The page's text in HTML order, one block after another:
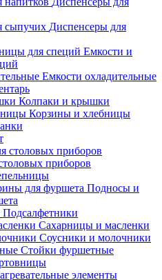
Диспенсеры для
Емкости и
Емкости охладительные
Колпаки и крышки
Корзины и хлебницы
приборов
Подносы и
Подсалфетники
Сахарницы и масленки
Соусники и молочники
Стойки фуршетные